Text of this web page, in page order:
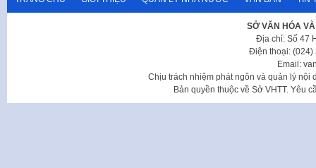
SỞ VĂN HÓA
Địa chỉ: Số 47
Điện thoại: (024)
Email:
Chịu trách nhiệm phát ngôn và quản lý nội
Bản quyền thuộc về Sở VHTT. Yêu